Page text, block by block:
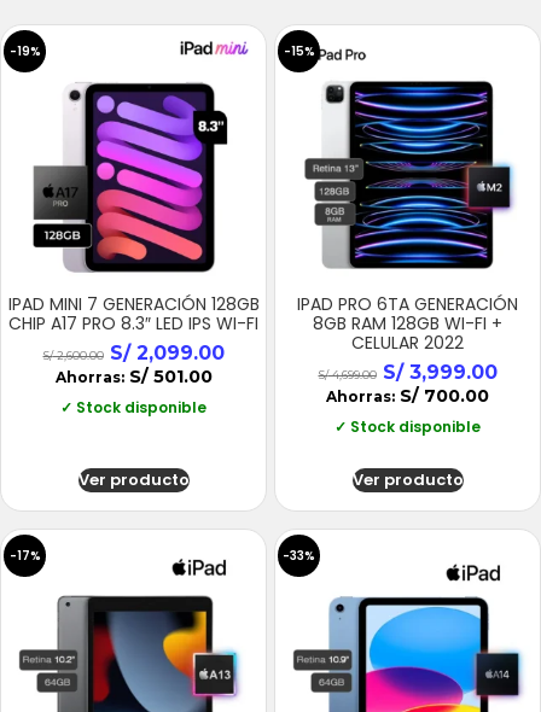
-19%
IPAD MINI 7 GENERACIÓN 128GB
CHIP A17 PRO 8.3″ LED IPS WI-FI
S/2,600.00 S/2,099.00
Ahorras: S/501.00
✓ Stock disponible
Ver producto
-15%
IPAD PRO 6TA GENERACIÓN
8GB RAM 128GB WI-FI +
CELULAR 2022
S/4,699.00 S/3,999.00
Ahorras: S/ 700.00
✓ Stock disponible
Ver producto
-17% -33%